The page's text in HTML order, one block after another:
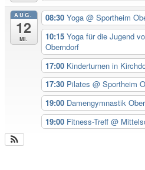
AUG.
12
Mi.
08:30 Yoga @ Sportheim
10:15 Yoga für die Jugend
Oberndorf
17:00 Kinderturnen in
17:30 Pilates @ Sportheim
19:00 Damengymnastik
19:00 Fitness-Treff @